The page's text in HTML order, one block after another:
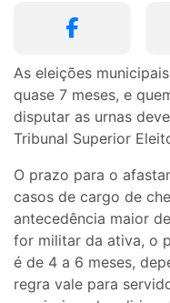
As eleições
quase 7 meses, e
disputar as urnas
Tribunal Superior
O prazo para o
casos de cargo de
antecedência maior
for militar da ativa, o
é de 4 a 6 meses,
regra vale para